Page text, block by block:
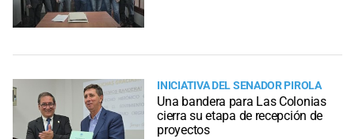
INICIATIVA DEL SENADOR PIROLA
Una bandera para Las Colonias
cierra su etapa de recepción de
proyectos